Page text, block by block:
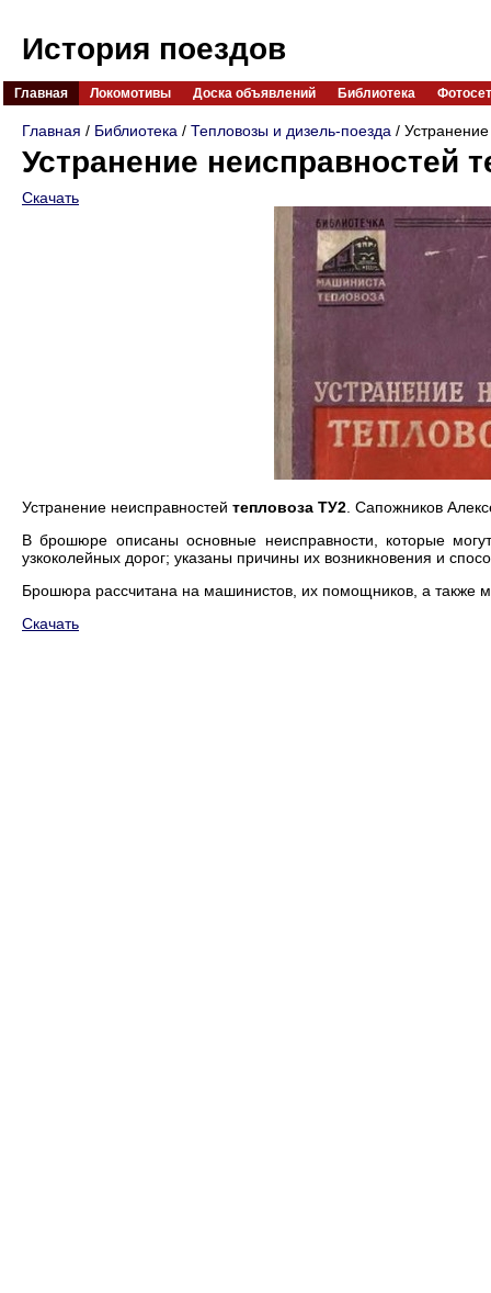
История поездов
Главная Локомотивы Доска объявлений Библиотека
Главная / Библиотека / Тепловозы и дизель-поезда /
Устранение неисправностей
Скачать
Устранение неисправностей тепловоза ТУ2. Сапожников
В брошюре описаны основные неисправности, которые
узкоколейных дорог; указаны причины их возникновения и
Брошюра рассчитана на машинистов, их помощников, а также
Скачать